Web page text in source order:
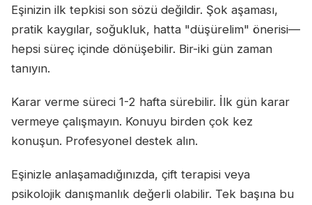
Eşinizin ilk tepkisi son sözü değildir. Şok aşaması,
pratik kaygılar, soğukluk, hatta "düşürelim" önerisi—
hepsi süreç içinde dönüşebilir. Bir-iki gün zaman
tanıyın.
Karar verme süreci 1-2 hafta sürebilir. İlk gün karar
vermeye çalışmayın. Konuyu birden çok kez
konuşun. Profesyonel destek alın.
Eşinizle anlaşamadığınızda, çift terapisi veya
psikolojik danışmanlık değerli olabilir. Tek başına bu